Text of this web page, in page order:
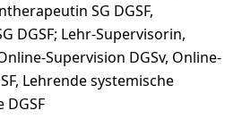
SG DGSF,
DGSF; Lehr-Supervisorin,
Supervision DGSv, Online-
Lehrende systemische